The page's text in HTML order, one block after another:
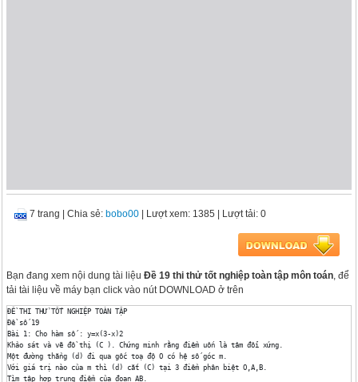
7 trang |Chia sẻ: bobo00 | Lượt xem: 1385 | Lượt tải: 0
Bạn đang xem nội dung tài liệuĐề 19 thi thử tốt nghiệp toàn tập môn toán, để
tải tài liệu về máy bạn click vào nút DOWNLOAD ở trên
ĐỀ THI THỬ TỐT NGHIỆP TOÀN TẬP
Đề số 19
Bài 1: Cho hàm số : y=x(3-x)2
Khảo sát và vẽ đồ thị (C ). Chứng minh rằng điểm uốn là tâm đối xứng.
Một đường thẳng (d) đi qua gốc toạ độ O có hệ số góc m.
Với giá trị nào của m thì (d) cắt (C) tại 3 điểm phân biệt O,A,B.
Tìm tập hợp trung điểm của đoạn AB.